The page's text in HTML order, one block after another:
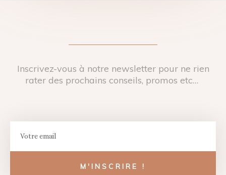
Inscrivez-vous à notre newsletter pour ne rien
rater des prochains conseils, promos etc…
M'INSCRIRE !